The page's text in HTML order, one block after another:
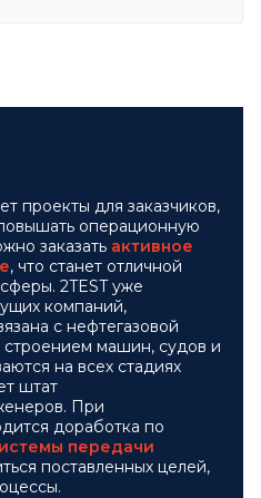
проекты для заказчиков,
операционную
заказать активное
, что станет отличной
2TEST уже
компаний,
с нефтегазовой
машин, судов и
на всех стадиях
штат
При
доработка по
передачи
поставленных целей,